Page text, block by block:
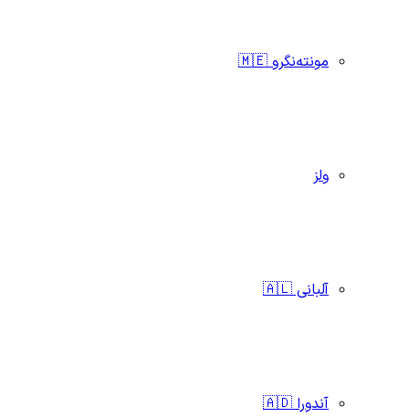
مونته‌نگرو 🇲🇪
ولز
آلبانی 🇦🇱
آندورا 🇦🇩